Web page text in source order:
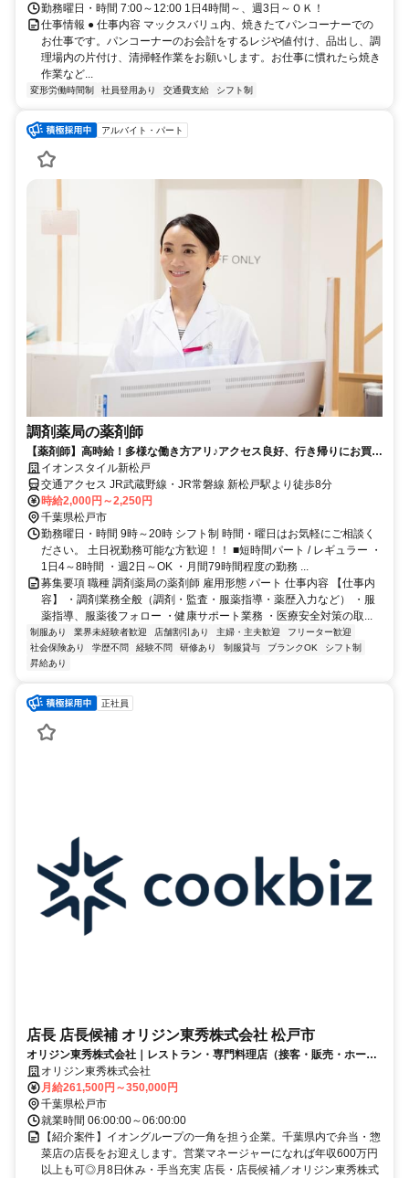
勤務曜日・時間 7:00～12:00 1日4時間～、週3日～ＯＫ！
仕事情報 ● 仕事内容 マックスバリュ内、焼きたてパンコーナーでの
お仕事です。パンコーナーのお会計をするレジや値付け、品出し、調
理場内の片付け、清掃軽作業をお願いします。お仕事に慣れたら焼き
作業など...
変形労働時間制 社員登用あり 交通費支給 シフト制
アルバイト・パート
調剤薬局の薬剤師
【薬剤師】高時給！多様な働き方アリ♪アクセス良好、行き帰りにお買い
物OK！イオン薬局で働きませんか？
イオンスタイル新松戸
交通アクセス JR武蔵野線・JR常磐線 新松戸駅より徒歩8分
時給2,000円～2,250円
千葉県松戸市
勤務曜日・時間 9時～20時 シフト制 時間・曜日はお気軽にご相談く
ださい。 土日祝勤務可能な方歓迎！！ ■短時間パート / レギュラー ・
1日4～8時間 ・週2日～OK ・月間79時間程度の勤務 ...
募集要項 職種 調剤薬局の薬剤師 雇用形態 パート 仕事内容 【仕事内
容】 ・調剤業務全般（調剤・監査・服薬指導・薬歴入力など） ・服
薬指導、服薬後フォロー ・健康サポート業務 ・医療安全対策の取...
制服あり 業界未経験者歓迎 店舗割引あり 主婦・主夫歓迎
フリーター歓迎
社会保険あり
学歴不問 経験不問 研修あり 制服貸与 ブランクOK
シフト制
昇給あり
正社員
店長 店長候補 オリジン東秀株式会社 松戸市
オリジン東秀株式会社｜レストラン・専門料理店（接客・販売・ホー
ル）,レストラン・専門料理店（店長・店長候補）
オリジン東秀株式会社
月給261,500円～350,000円
千葉県松戸市
就業時間 06:00:00～06:00:00
【紹介案件】イオングループの一角を担う企業。千葉県内で弁当・惣
菜店の店長をお迎えします。営業マネージャーになれば年収600万円
以上も可◎月8日休み・手当充実 店長・店長候補／オリジン東秀株式